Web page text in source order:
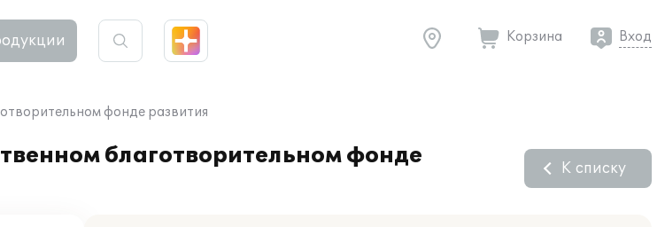
Корзина Вход
фонде развития
благотворительном фонде
К списку